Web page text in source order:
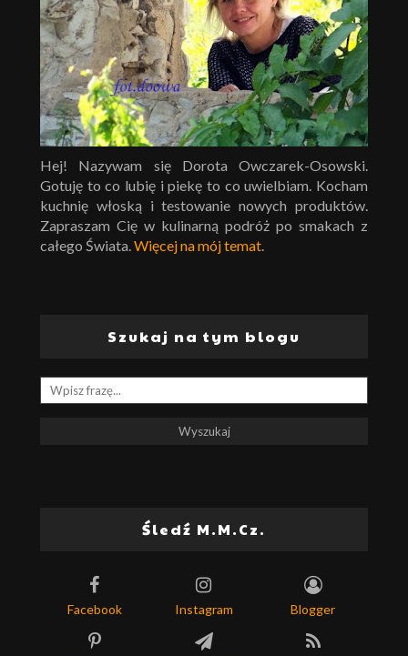
Hej! Nazywam się Dorota Owczarek-Osowski.
Gotuję to co lubię i piekę to co uwielbiam. Kocham
kuchnię włoską i testowanie nowych produktów.
Zapraszam Cię w kulinarną podróż po smakach z
całego Świata. Więcej na mój temat
Szukaj na tym blogu
Śledź M.M.Cz.
Facebook Instagram Blogger